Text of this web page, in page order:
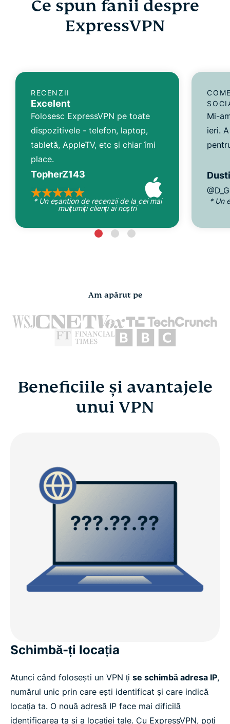
Ce spun fanii despre
ExpressVPN
RECENZII
Excelent
Folosesc ExpressVPN pe toate
dispozitivele - telefon, laptop,
tabletă, AppleTV, etc și chiar îmi
place.
TopherZ143
* Un eșantion de recenzii de la cei mai
mulțumiți clienți ai noștri
Mi-
ieri.
* Un
Am apărut pe
Beneficiile și avantajele
unui VPN
Schimbă-ți locația
Atunci când folosești un VPN ți se schimbă adresa IP,
numărul unic prin care ești identificat și care indică
locația ta. O nouă adresă IP face mai dificilă
identificarea ta și a locației tale. Cu ExpressVPN, poți